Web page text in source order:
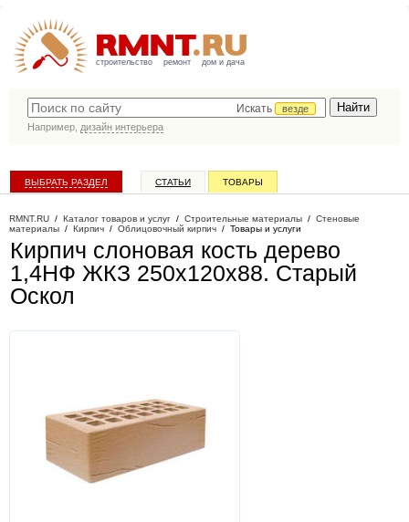
строительство ремонт дом и дача
Искать
везде
Например, дизайн интерьера
ВЫБРАТЬ РАЗДЕЛ СТАТЬИ ТОВАРЫ
RMNT.RU / Каталог товаров и услуг / Строительные материалы / Стеновые
материалы / Кирпич / Облицовочный кирпич / Товары и услуги
Кирпич слоновая кость дерево
1,4НФ ЖКЗ 250х120х88. Старый
Оскол